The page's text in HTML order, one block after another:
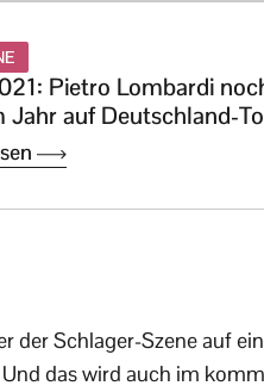
Pietro Lombardi
Jahr auf Deutschland-
der Schlager-Szene auf
das wird auch im